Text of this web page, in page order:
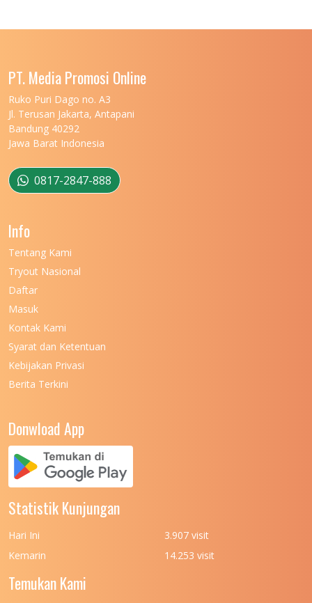
UNIVERSITAS MALIKUSSALEH
UNIVERSITAS MARITIM RAJA ALI HAJI
UNIVERSITAS MATARAM
UNIVERSITAS MULAWARMAN
UNIVERSITAS MUSAMUS
UNIVERSITAS NEGERI KHAIRUN
UNIVERSITAS NEGERI MANADO
UNIVERSITAS NEGERI MEDAN
UNIVERSITAS NEGERI PADANG
UNIVERSITAS NUSA CENDANA
UNIVERSITAS PADJADJARAN
UNIVERSITAS PATTIMURA
(UPN) VETERAN JAKARTA
UNIVERSITAS PEMBANGUNAN NASIONAL
PT. Media Promosi Online
Ruko Puri Dago no. A3
Jl. Terusan Jakarta, Antapani
Bandung 40292
Jawa Barat Indonesia
0817-2847-888
Info
Tentang Kami
Tryout Nasional
Daftar
Masuk
Kontak Kami
Syarat dan Ketentuan
Kebijakan Privasi
Berita Terkini
Donwload App
Statistik Kunjungan
Hari Ini
3.907 visit
Kemarin
14.253 visit
Temukan Kami